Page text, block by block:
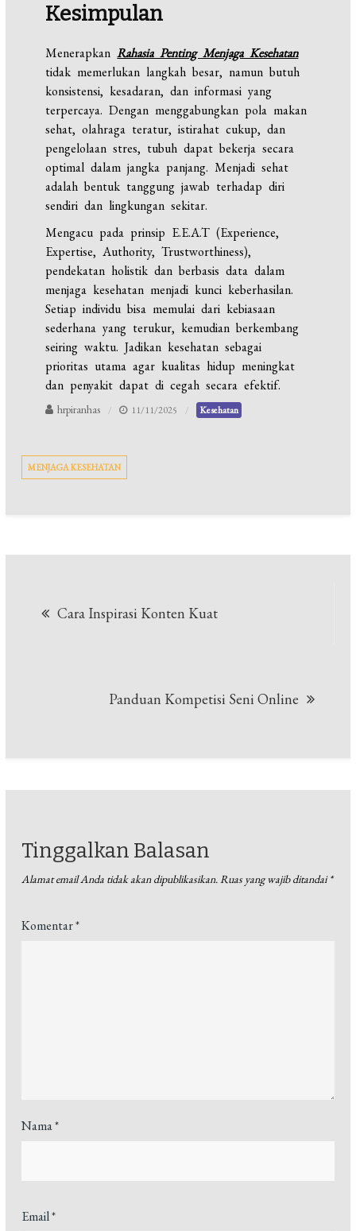
Kesimpulan
MenerapkanRahasia Penting Menjaga Kesehatan
tidak memerlukan langkah besar, namun butuh
konsistensi, kesadaran, dan informasi yang
terpercaya. Dengan menggabungkan pola makan
sehat, olahraga teratur, istirahat cukup, dan
pengelolaan stres, tubuh dapat bekerja secara
optimal dalam jangka panjang. Menjadi sehat
adalah bentuk tanggung jawab terhadap diri
sendiri dan lingkungan sekitar.
Mengacu pada prinsip E.E.A.T (Experience,
Expertise, Authority, Trustworthiness),
pendekatan holistik dan berbasis data dalam
menjaga kesehatan menjadi kunci keberhasilan.
Setiap individu bisa memulai dari kebiasaan
sederhana yang terukur, kemudian berkembang
seiring waktu. Jadikan kesehatan sebagai
prioritas utama agar kualitas hidup meningkat
dan penyakit dapat di cegah secara efektif.
hrpiranhas 11/11/2025 Kesehatan
MENJAGA KESEHATAN
Cara Inspirasi Konten Kuat
Panduan Kompetisi Seni Online
Tinggalkan Balasan
Alamat email Anda tidak akan dipublikasikan.Ruas yang wajib ditandai*
Komentar*
Nama*
Email*